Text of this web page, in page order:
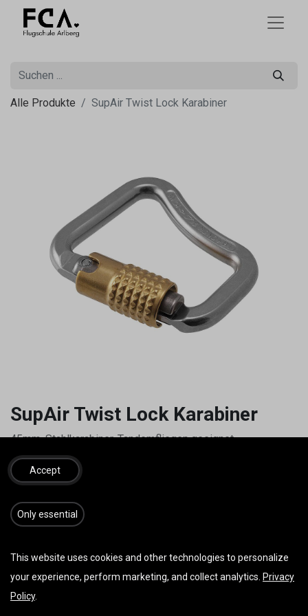
Alle Produkte SupAir Twist Lock Karabiner
SupAir Twist Lock Karabiner
45mm, Stahlkarabiner, Tandemfliegen geeignet
25,00€ inkl. MwSt.
Liefertermin anfragen (ca. 5 Tage)
vorrätig
Für später speichern
Accept
​​​Only essential
This website uses cookies and other technologies to personalize
your experience, perform marketing, and collect analytics. Privacy
Policy.